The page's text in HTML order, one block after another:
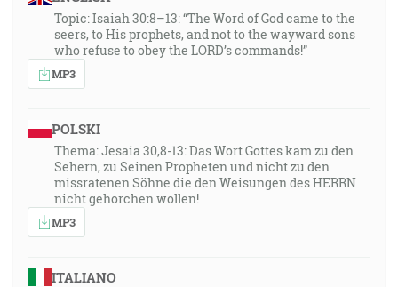
Topic: Isaiah 30:8–13: “The Word of God came to the
seers, to His prophets, and not to the wayward sons
who refuse to obey the LORD’s commands!”
MP3
POLSKI
Thema: Jesaia 30,8-13: Das Wort Gottes kam zu den
Sehern, zu Seinen Propheten und nicht zu den
missratenen Söhne die den Weisungen des HERRN
nicht gehorchen wollen!
MP3
ITALIANO